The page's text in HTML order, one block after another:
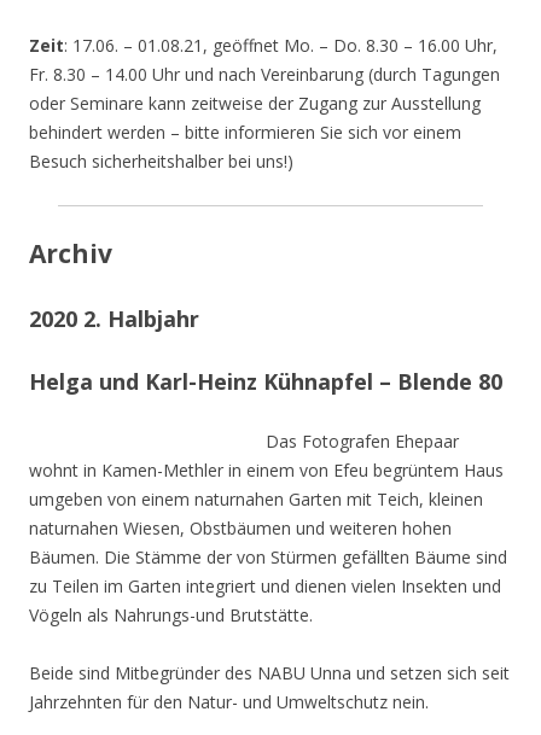
Zeit: 17.06. – 01.08.21, geöffnet Mo. – Do. 8.30 – 16.00 Uhr,
Fr. 8.30 – 14.00 Uhr und nach Vereinbarung (durch Tagungen
oder Seminare kann zeitweise der Zugang zur Ausstellung
behindert werden – bitte informieren Sie sich vor einem
Besuch sicherheitshalber bei uns!)
Archiv
2020 2. Halbjahr
Helga und Karl-Heinz Kühnapfel – Blende 80
Das Fotografen Ehepaar
wohnt in Kamen-Methler in einem von Efeu begrüntem Haus
umgeben von einem naturnahen Garten mit Teich, kleinen
naturnahen Wiesen, Obstbäumen und weiteren hohen
Bäumen. Die Stämme der von Stürmen gefällten Bäume sind
zu Teilen im Garten integriert und dienen vielen Insekten und
Vögeln als Nahrungs-und Brutstätte.
Beide sind Mitbegründer des NABU Unna und setzen sich seit
Jahrzehnten für den Natur- und Umweltschutz nein.